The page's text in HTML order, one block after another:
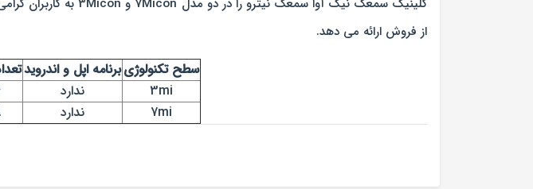
از فروش ارائه می دهد.
سطح تکنولوژیبرنامه اپل و اندروید
3mi
ندارد
7mi
ندارد